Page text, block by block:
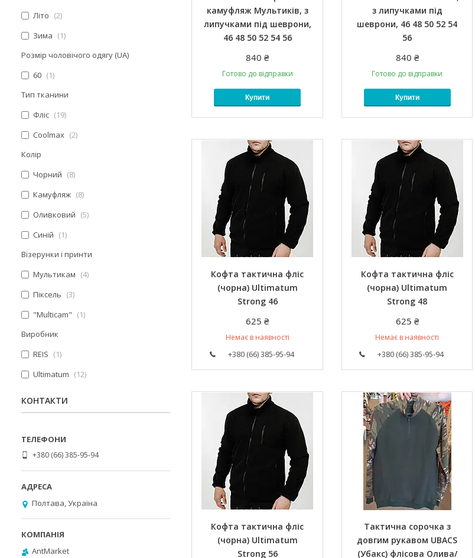
камуфляж Мультиків, з
липучками під шеврони,
46 48 50 52 54 56
840 ₴
Готово до відправки
Купити
з липучками під
шеврони, 46 48 50 52 54
56
840 ₴
Готово до відправки
Купити
Кофта тактична фліс
(чорна) Ultimatum
Strong 46
625 ₴
Немає в наявності
+380 (66) 385-95-94
Кофта тактична фліс
(чорна) Ultimatum
Strong 48
625 ₴
Немає в наявності
+380 (66) 385-95-94
Кофта тактична фліс
(чорна) Ultimatum
Strong 56
Тактична сорочка з
довгим рукавом UBACS
(Убакс) флісова Олива/
Літо
2
Зима
1
Розмір чоловічого одягу (UA)
60
1
Тип тканини
Фліс
19
Coolmax
2
Колір
Чорний
8
Камуфляж
8
Оливковий
5
Синій
1
Візерунки і принти
Мультикам
4
Піксель
3
"Multicam"
1
Виробник
REIS
1
Ultimatum
12
КОНТАКТИ
+380 (66) 385-95-94
Полтава, Україна
AntMarket